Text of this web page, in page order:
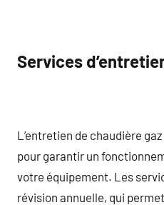
Services
L’entretien de chaudière
pour garantir un
votre équipement. Les
révision annuelle, qui